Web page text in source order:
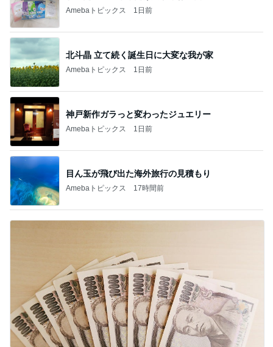
Amebaトピックス 1日前
北斗晶 立て続く誕生日に大変な我が家
Amebaトピックス 1日前
神戸新作ガラっと変わったジュエリー
Amebaトピックス 1日前
目ん玉が飛び出た海外旅行の見積もり
Amebaトピックス 17時間前